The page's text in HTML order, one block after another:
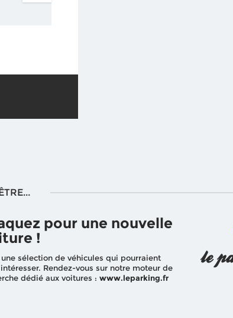
pour une nouvelle
!
une sélection de véhicules qui pourraient
Rendez-vous sur notre moteur de
dédié aux voitures : www.leparking.fr